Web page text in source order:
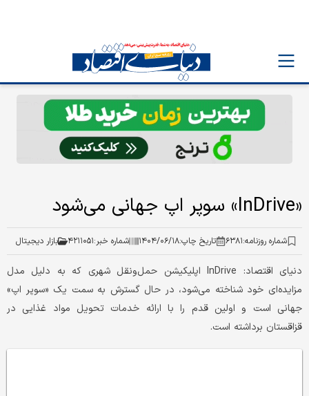
«InDrive» سوپر اپ جهانی می‌شود
شماره روزنامه:۶۳۸۱ تاریخ چاپ:۱۴۰۴/۰۶/۱۸ شماره خبر:۴۲۱۱۰۵۱ بازار دیجیتال
دنیای اقتصاد: InDrive اپلیکیشن حمل‌ونقل شهری که به دلیل مدل
مزایده‌ای خود شناخته می‌شود، در حال گسترش به سمت یک «سوپر اپ»
جهانی است و اولین قدم را با ارائه خدمات تحویل مواد غذایی در
قزاقستان برداشته است.